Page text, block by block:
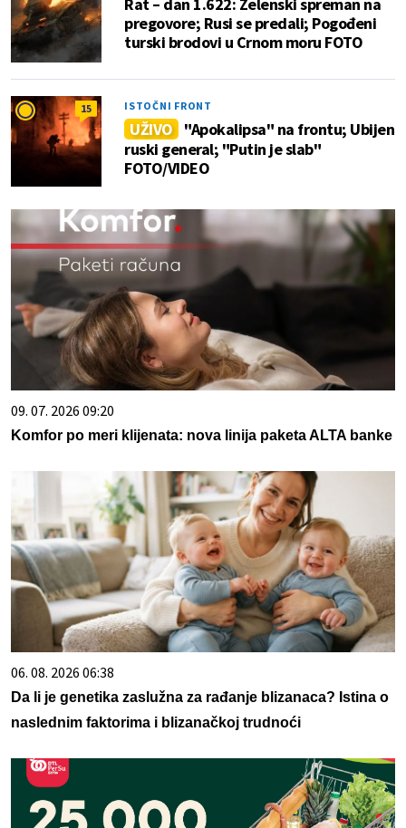
Rat – dan 1.622: Zelenski spreman na
pregovore; Rusi se predali; Pogođeni
turski brodovi u Crnom moru FOTO
15 ISTOČNI FRONT
UŽIVO "Apokalipsa" na frontu; Ubijen
ruski general; "Putin je slab"
FOTO/VIDEO
09. 07. 2026 09:20
Komfor po meri klijenata: nova linija paketa ALTA banke
06. 08. 2026 06:38
Da li je genetika zaslužna za rađanje blizanaca? Istina o
naslednim faktorima i blizanačkoj trudnoći